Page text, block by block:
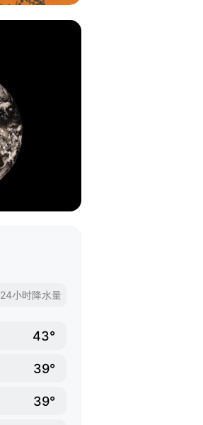
24小时降水量
43°
39°
39°